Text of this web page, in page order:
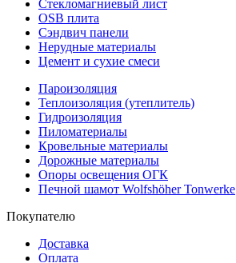
Стекломагниевый лист
OSB плита
Сэндвич панели
Нерудные материалы
Цемент и сухие смеси
Пароизоляция
Теплоизоляция (утеплитель)
Гидроизоляция
Пиломатериалы
Кровельные материалы
Дорожные материалы
Опоры освещения ОГК
Печной шамот Wolfshöher Tonwerke
Покупателю
Доставка
Оплата